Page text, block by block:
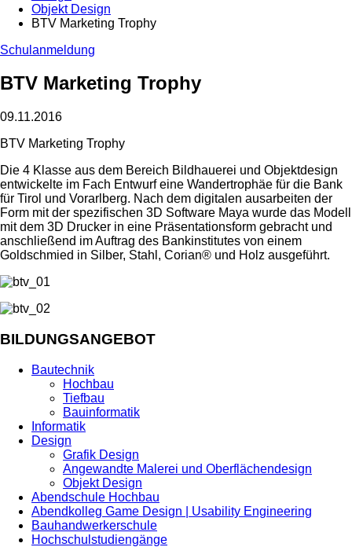
Objekt Design
BTV Marketing Trophy
Schulanmeldung
BTV Marketing Trophy
09.11.2016
BTV Marketing Trophy
Die 4 Klasse aus dem Bereich Bildhauerei und Objektdesign
entwickelte im Fach Entwurf eine Wandertrophäe für die Bank
für Tirol und Vorarlberg. Nach dem digitalen ausarbeiten der
Form mit der spezifischen 3D Software Maya wurde das Modell
mit dem 3D Drucker in eine Präsentationsform gebracht und
anschließend im Auftrag des Bankinstitutes von einem
Goldschmied in Silber, Stahl, Corian® und Holz ausgeführt.
BILDUNGSANGEBOT
Bautechnik
Hochbau
Tiefbau
Bauinformatik
Informatik
Design
Grafik Design
Angewandte Malerei und Oberflächendesign
Objekt Design
Abendschule Hochbau
Abendkolleg Game Design | Usability Engineering
Bauhandwerkerschule
Hochschulstudiengänge